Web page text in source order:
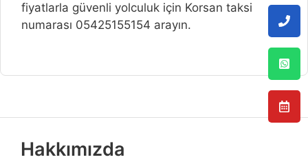
fiyatlarla güvenli yolculuk için Korsan taksi
numarası 05425155154 arayın.
Hakkımızda